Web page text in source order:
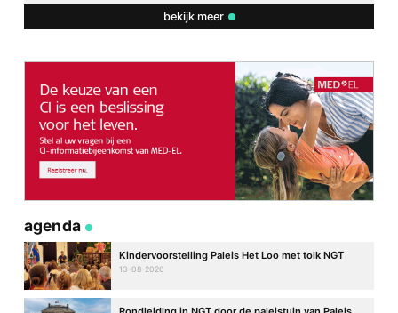
bekijk meer
agenda
Kindervoorstelling Paleis Het Loo met tolk NGT
13-08-2026